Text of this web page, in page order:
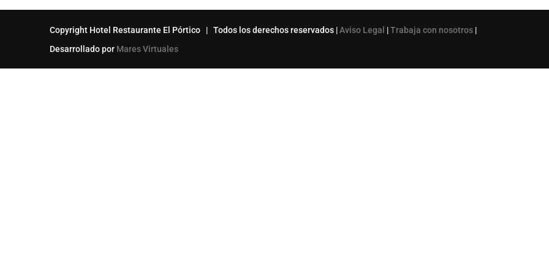
Copyright Hotel Restaurante El Pórtico | Todos los derechos reservados |Aviso Legal |Trabaja con nosotros |
Desarrollado por Mares Virtuales